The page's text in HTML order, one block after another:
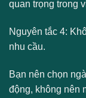
quan trọng trong
Nguyên tắc 4:
nhu cầu.
Bạn nên chọn
động, không nên